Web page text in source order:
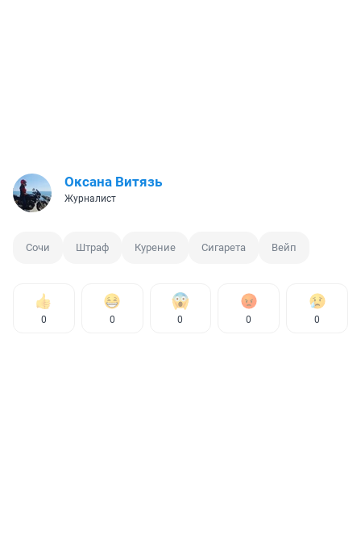
Оксана Витязь
Журналист
Сочи Штраф Курение Сигарета Вейп
0 0 0 0 0